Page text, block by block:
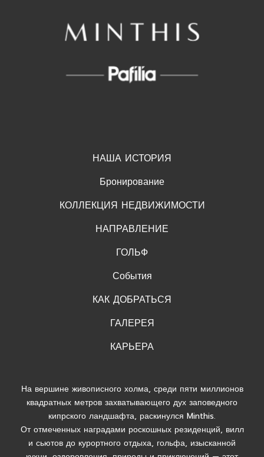
НАША ИСТОРИЯ
Бронирование
КОЛЛЕКЦИЯ НЕДВИЖИМОСТИ
НАПРАВЛЕНИЕ
ГОЛЬФ
События
КАК ДОБРАТЬСЯ
ГАЛЕРЕЯ
КАРЬЕРА
На вершине живописного холма, среди пяти миллионов
квадратных метров захватывающего дух заповедного
кипрского ландшафта, раскинулся Minthis.
От отмеченных наградами роскошных резиденций, вилл
и сьютов до курортного отдыха, гольфа, изысканной